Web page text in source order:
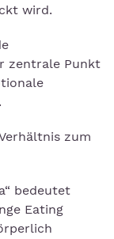
wird.
zentrale Punkt
zum
bedeutet
Eating